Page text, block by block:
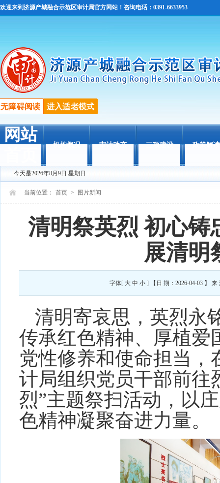
欢迎来到济源产城融合示范区审计局官方网站！咨询电话：0391-6633953
无障碍阅读 进入适老模式
网站
机构概况 审计动态 三项建设 政策解读
今天是2026年8月9日 星期日
当前位置： 首页 > 图片新闻
清明祭英烈 初心
展清明
字体[ 大 中 小] 【日 期：2026-04-03 】
清明寄哀思，英烈永
传承红色精神、厚植爱
党性修养和使命担当
计局组织党员干部前往
烈”主题祭扫活动，以
色精神凝聚奋进力量。